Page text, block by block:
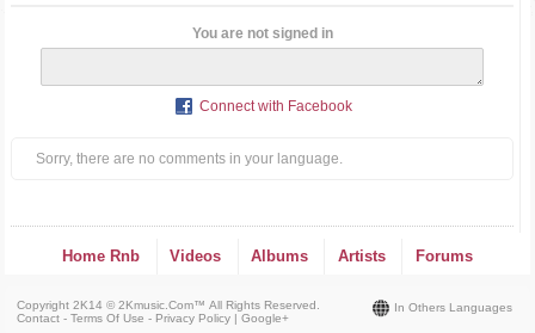
You are not signed in
Connect with Facebook
Sorry, there are no comments in your language.
Home Rnb Videos Albums Artists Forums
In Others Languages
Copyright 2K14 © 2Kmusic.com™All Rights Reserved
Contact - Terms Of Use - Privacy Policy |Google+